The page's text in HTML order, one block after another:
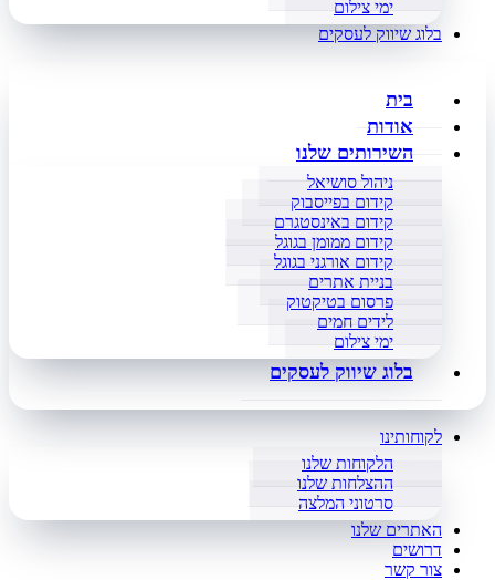
ימי צילום
בלוג שיווק לעסקים
בית
אודות
השירותים שלנו
ניהול סושיאל
קידום בפייסבוק
קידום באינסטגרם
קידום ממומן בגוגל
קידום אורגני בגוגל
בניית אתרים
פרסום בטיקטוק
לידים חמים
ימי צילום
בלוג שיווק לעסקים
לקוחותינו
הלקוחות שלנו
ההצלחות שלנו
סרטוני המלצה
האתרים שלנו
דרושים
צור קשר